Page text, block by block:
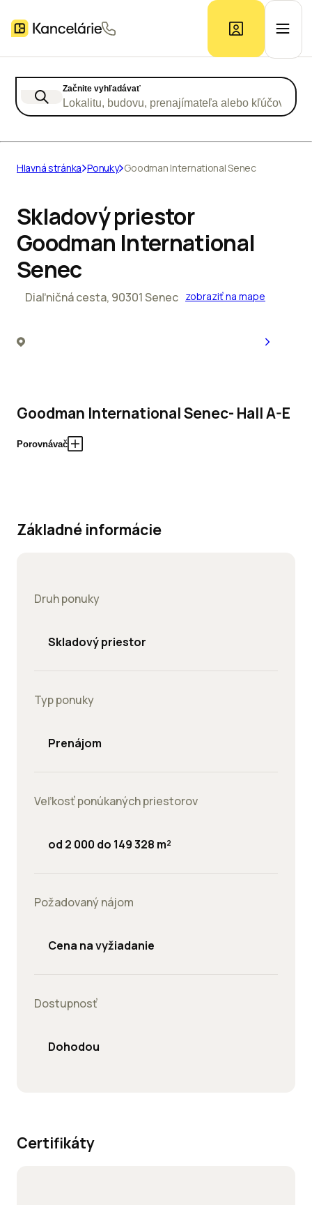
Prieskum trhu
Inzerát
Začnite vyhľadávať
Lokalitu, budovu, prenajímateľa alebo kľúčové
Hlavná stránka Ponuky Goodman International Senec
Skladový priestor
Goodman International
Senec
Diaľničná cesta, 90301 Senec zobraziť na mape
Goodman International Senec- Hall A-E
Porovnávač
Základné informácie
Druh ponuky
Skladový priestor
Typ ponuky
Prenájom
Veľkosť ponúkaných priestorov
od 2 000 do 149 328 m²
Požadovaný nájom
Cena na vyžiadanie
Dostupnosť
Dohodou
Certifikáty